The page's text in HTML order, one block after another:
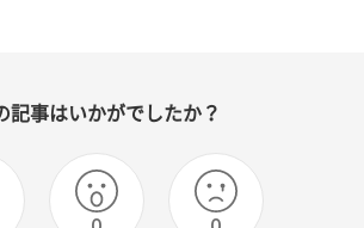
記事はいかがでしたか？